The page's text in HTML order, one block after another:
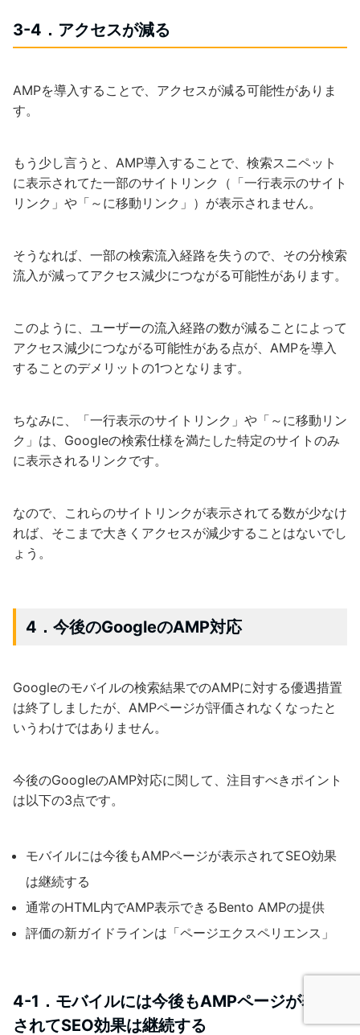
3-4．アクセスが減る
AMPを導入することで、アクセスが減る可能性がありま
す。
もう少し言うと、AMP導入することで、検索スニペット
に表示されてた一部のサイトリンク（「一行表示のサイト
リンク」や「～に移動リンク」）が表示されません。
そうなれば、一部の検索流入経路を失うので、その分検索
流入が減ってアクセス減少につながる可能性があります。
このように、ユーザーの流入経路の数が減ることによって
アクセス減少につながる可能性がある点が、AMPを導入
することのデメリットの1つとなります。
ちなみに、「一行表示のサイトリンク」や「～に移動リン
ク」は、Googleの検索仕様を満たした特定のサイトのみ
に表示されるリンクです。
なので、これらのサイトリンクが表示されてる数が少なけ
れば、そこまで大きくアクセスが減少することはないでし
ょう。
4．今後のGoogleのAMP対応
Googleのモバイルの検索結果でのAMPに対する優遇措置
は終了しましたが、AMPページが評価されなくなったと
いうわけではありません。
今後のGoogleのAMP対応に関して、注目すべきポイント
は以下の3点です。
モバイルには今後もAMPページが表示されてSEO効果
は継続する
通常のHTML内でAMP表示できるBento AMPの提供
評価の新ガイドラインは「ページエクスペリエンス」
4-1．モバイルには今後もAMPページが表示
されてSEO効果は継続する